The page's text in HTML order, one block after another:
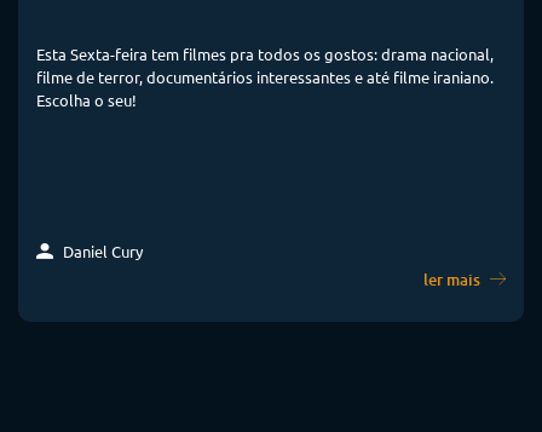
Esta Sexta-feira tem filmes pra todos os gostos: drama nacional,
filme de terror, documentários interessantes e até filme iraniano.
Escolha o seu!
Daniel Cury
ler mais